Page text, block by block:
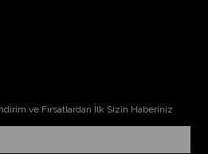
ve Fırsatlardan İlk Sizin Haberiniz